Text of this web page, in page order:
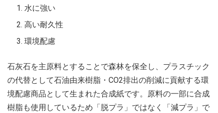
水に強い
高い耐久性
環境配慮
石灰石を主原料とすることで森林を保全し、プラスチック
の代替として石油由来樹脂・CO2排出の削減に貢献する環
境配慮商品として生まれた合成紙です。原料の一部に合成
樹脂も使用しているため「脱プラ」ではなく「減プラ」で